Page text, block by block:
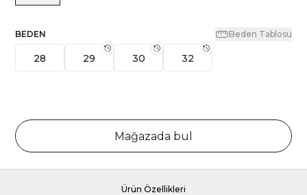
BEDEN Beden Tablosu
28 29 30 32
Mağazada bul
Ürün Özellikleri